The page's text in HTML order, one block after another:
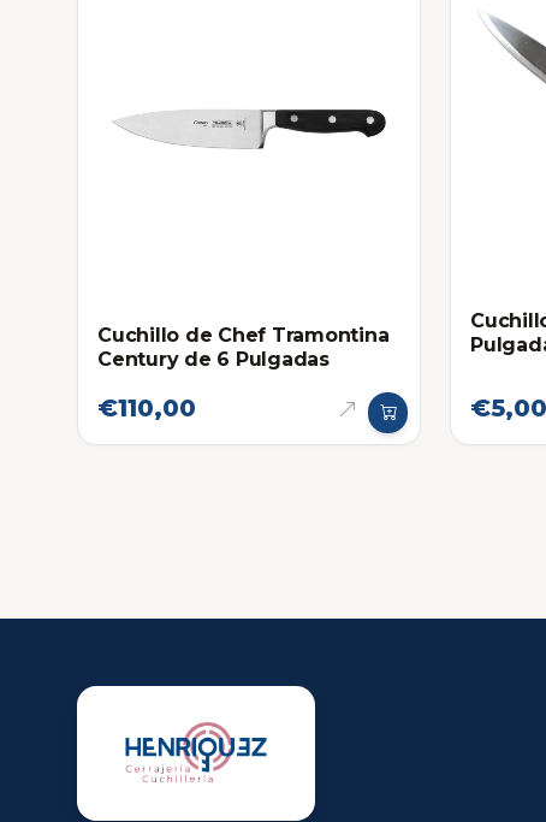
Cuchillo de Chef Tramontina
Century de 6 Pulgadas
€110,00 €5,00